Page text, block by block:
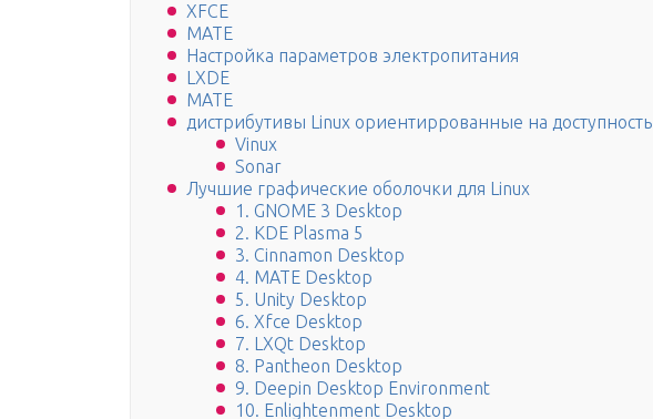
XFCE
MATE
Настройка параметров электропитания
LXDE
MATE
дистрибутивы Linux ориентиррованные на доступность
Vinux
Sonar
Лучшие графические оболочки для Linux
1. GNOME 3 Desktop
2. KDE Plasma 5
3. Cinnamon Desktop
4. MATE Desktop
5. Unity Desktop
6. Xfce Desktop
7. LXQt Desktop
8. Pantheon Desktop
9. Deepin Desktop Environment
10. Enlightenment Desktop